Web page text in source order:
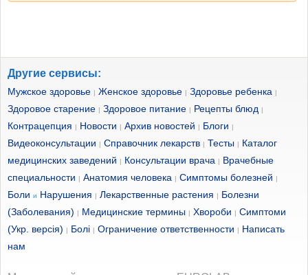
Другие сервисы:
Мужское здоровье | Женское здоровье | Здоровье ребенка |
Здоровое старение | Здоровое питание | Рецепты блюд |
Контрацепция | Новости | Архив новостей | Блоги |
Видеоконсультации | Справочник лекарств | Тесты | Каталог
медицинских заведений | Консультации врача | Врачебные
специальности | Анатомия человека | Симптомы болезней |
Боли и Нарушения | Лекарственные растения | Болезни
(Заболевания) | Медицинские термины | Хвороби | Симптоми
(Укр. версія) | Болі | Ограничение ответственности | Написать
нам